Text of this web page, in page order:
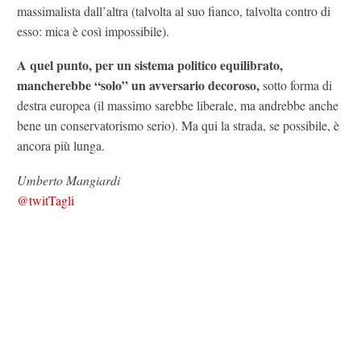
massimalista dall’altra (talvolta al suo fianco, talvolta contro di
esso: mica è così impossibile).
A quel punto, per un sistema politico equilibrato,
mancherebbe “solo” un avversario decoroso,sotto forma di
destra europea (il massimo sarebbe liberale, ma andrebbe anche
bene un conservatorismo serio). Ma qui la strada, se possibile, è
ancora più lunga.
Umberto Mangiardi
@twitTagli